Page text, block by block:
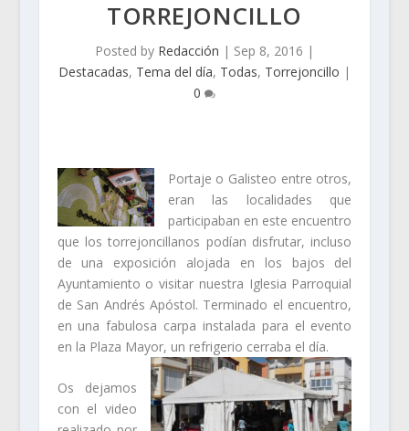
TORREJONCILLO
Posted by Redacción | Sep 8, 2016 |
Destacadas, Tema del día, Todas, Torrejoncillo |
0
Portaje o Galisteo entre otros,
eran las localidades que
participaban en este encuentro
que los torrejoncillanos podían disfrutar, incluso
de una exposición alojada en los bajos del
Ayuntamiento o visitar nuestra Iglesia Parroquial
de San Andrés Apóstol. Terminado el encuentro,
en una fabulosa carpa instalada para el evento
en la Plaza Mayor, un refrigerio cerraba el día.
Os dejamos
con el video